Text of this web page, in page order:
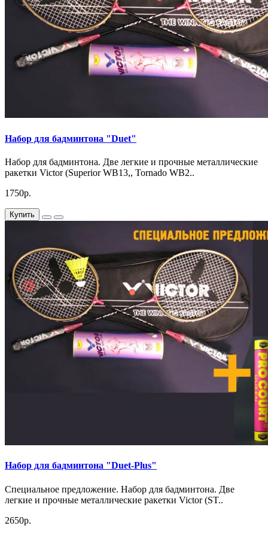
Набор для бадминтона "Duet"
Набор для бадминтона. Две легкие и прочные металлические
ракетки Victor (Superior WB13,, Tornado WB2..
1750р.
Купить
Набор для бадминтона "Duet-Plus"
Специальное предложение. Набор для бадминтона. Две
легкие и прочные металлические ракетки Victor (ST..
2650р.